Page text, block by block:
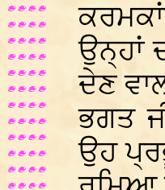
ਉਨ੍ਹਾਂ
ਦੇਣ
ਭਗਤ
ਉਹ